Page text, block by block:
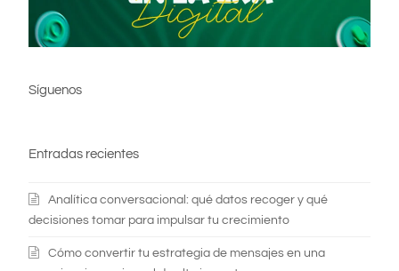
Síguenos
Entradas recientes
Analítica conversacional: qué datos recoger y qué
decisiones tomar para impulsar tu crecimiento
Cómo convertir tu estrategia de mensajes en una